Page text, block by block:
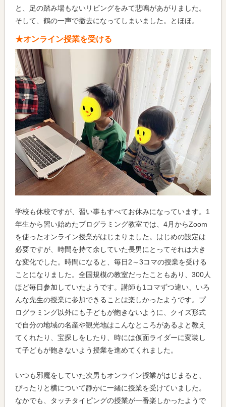
と、足の踏み場もないリビングをみて悲鳴があがりました。
そして、鶴の一声で撤去になってしまいました。とほほ。
★オンライン授業を受ける
学校も休校ですが、習い事もすべてお休みになっています。1
年生から習い始めたプログラミング教室では、4月からZoom
を使ったオンライン授業がはじまりました。はじめの設定は
必要ですが、時間を持て余していた長男にとってそれは大き
な変化でした。時間になると、毎日2～3コマの授業を受ける
ことになりました。全国規模の教室だったこともあり、300人
ほど毎日参加していたようです。講師も1コマずつ違い、いろ
んな先生の授業に参加できることは楽しかったようです。プ
ログラミング以外にも子どもが飽きないように、クイズ形式
で自分の地域の名産や観光地はこんなところがあるよと教え
てくれたり、宝探しをしたり、時には仮面ライダーに変装し
て子どもが飽きないよう授業を進めてくれました。
いつも邪魔をしていた次男もオンライン授業がはじまると、
ぴったりと横について静かに一緒に授業を受けていました。
なかでも、タッチタイピングの授業が一番楽しかったようで